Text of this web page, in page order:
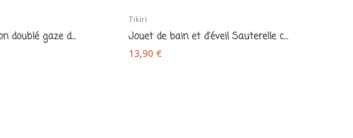
Doudou plat en coton doublé gaze de coton rose...
Tikiri
Jouet de bain et d'éveil Sauterelle caoutchouc...
13,90 €